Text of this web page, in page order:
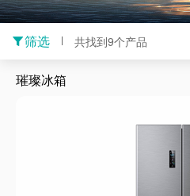
筛选 共找到9个产品
璀璨冰箱